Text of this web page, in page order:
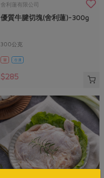
舍利蓮有限公司
優質牛腱切塊(舍利蓮)-300g
300公克
葷 冷凍
$285